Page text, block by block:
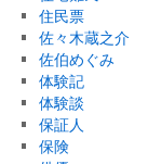
住民票
佐々木蔵之介
佐伯めぐみ
体験記
体験談
保証人
保険